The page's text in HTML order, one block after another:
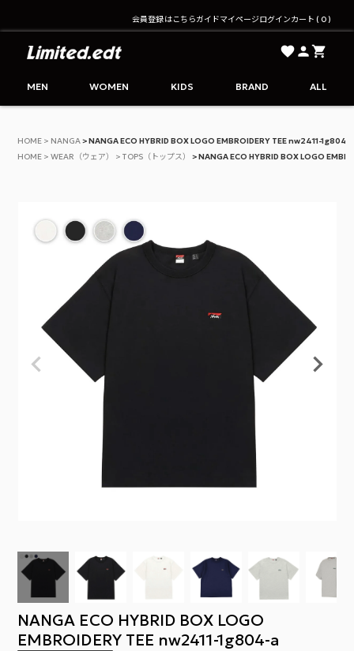
会員登録はこちらガイドマイページログインカート 0
Limited.edt - リミテッドエディション公式オンライ
MEN WOMEN KIDS BRAND ALL
HOME NANGA
NANGA ECO HYBRID BOX LOGO EMBROIDERY TEE nw2411-1g804-
HOME
WEAR（ウェア） TOPS（トップス） NANGA ECO HYBRID BOX LOGO
NANGA ECO HYBRID BOX LOGO
EMBROIDERY TEE nw2411-1g804-a